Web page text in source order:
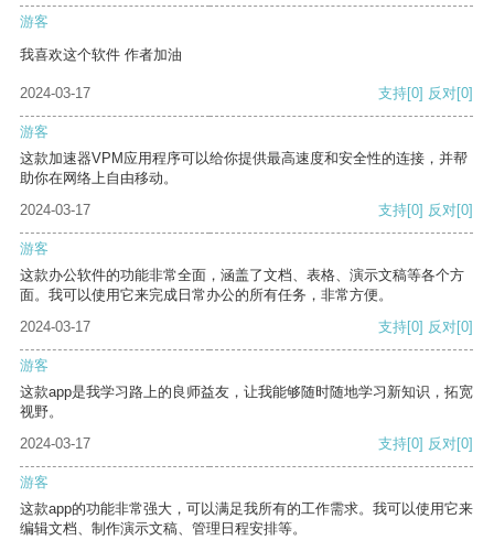
游客
我喜欢这个软件 作者加油
2024-03-17 支持[0] 反对[0]
游客
这款加速器VPM应用程序可以给你提供最高速度和安全性的连接，并帮
助你在网络上自由移动。
2024-03-17
支持[0] 反对[0]
游客
这款办公软件的功能非常全面，涵盖了文档、表格、演示文稿等各个方
面。我可以使用它来完成日常办公的所有任务，非常方便。
2024-03-17
支持[0] 反对[0]
游客
这款app是我学习路上的良师益友，让我能够随时随地学习新知识，拓宽
视野。
2024-03-17
支持[0] 反对[0]
游客
这款app的功能非常强大，可以满足我所有的工作需求。我可以使用它来
编辑文档、制作演示文稿、管理日程安排等。